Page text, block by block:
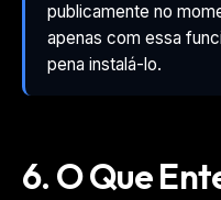
publicamente no
apenas com essa
pena instalá-lo.
6. O Que